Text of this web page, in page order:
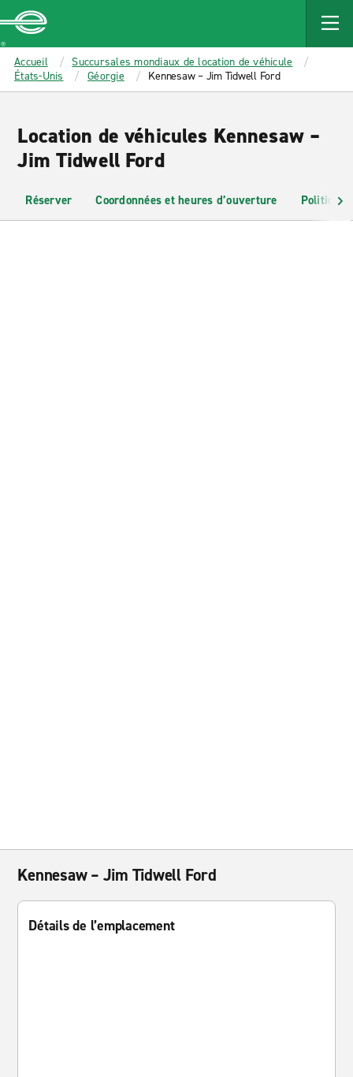
MAIN
CONTENT
Enterprise
Accueil
Succursales mondiaux de location de véhicule
États-Unis
Géorgie Kennesaw – Jim Tidwell Ford
Location de véhicules Kennesaw –
Jim Tidwell Ford
Réserver Coordonnées et heures d’ouverture Politiques
Kennesaw – Jim Tidwell Ford
Détails de l’emplacement